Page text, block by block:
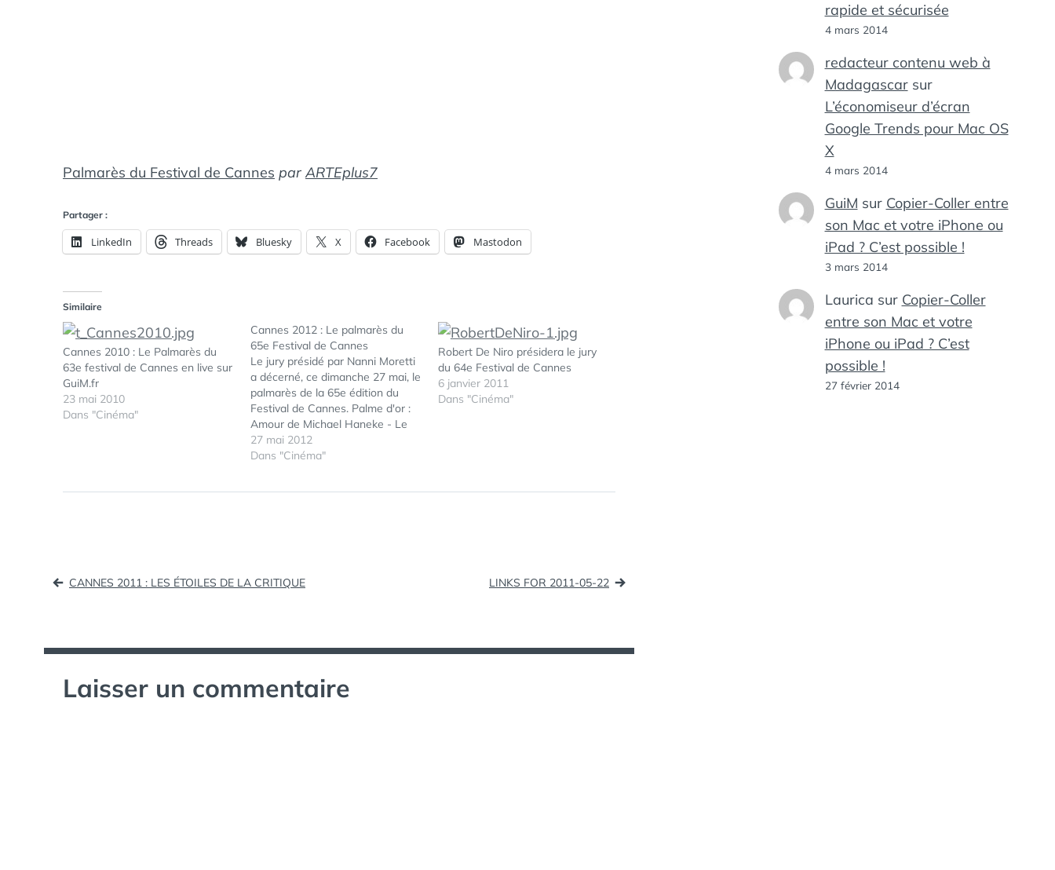
Palmarès du Festival de Cannes parARTEplus7
Partager :
LinkedIn Threads Bluesky X Facebook Mastodon
Similaire
Cannes 2010 : Le Palmarès du
63e festival de Cannes en live sur
GuiM.fr
23 mai 2010
Dans "Cinéma"
Cannes 2012 : Le palmarès du
65e Festival de Cannes
Le jury présidé par Nanni Moretti
a décerné, ce dimanche 27 mai, le
palmarès de la 65e édition du
Festival de Cannes. Palme d'or :
Amour de Michael Haneke - Le
président du jury iniste sur la
performance des deux acteurs,
27 mai 2012
Dans "Cinéma"
Robert De Niro présidera le jury
du 64e Festival de Cannes
6 janvier 2011
Dans "Cinéma"
Navigation
l’article
CANNES 2011 : LES ÉTOILES DE LA CRITIQUE LINKS FOR 2011-05-22
Laisser un commentaire
rapide et sécurisée
4 mars 2014
redacteur contenu web à
Madagascarsur
L’économiseur d’écran
Google Trends pour Mac OS
X
4 mars 2014
GuiM sur Copier-Coller entre
son Mac et votre iPhone ou
iPad ? C’est possible !
3 mars 2014
Laurica sur Copier-Coller
entre son Mac et votre
iPhone ou iPad ? C’est
possible !
27 février 2014